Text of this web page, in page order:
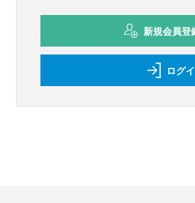
新規会員登
ログ